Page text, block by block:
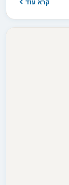
קרא עוד